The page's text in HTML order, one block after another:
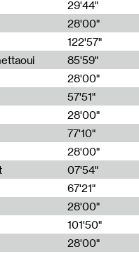
29'44"
28'00"
122'57"
85'59"
28'00"
57'51"
28'00"
77'10"
28'00"
07'54"
67'21"
28'00"
101'50"
28'00"